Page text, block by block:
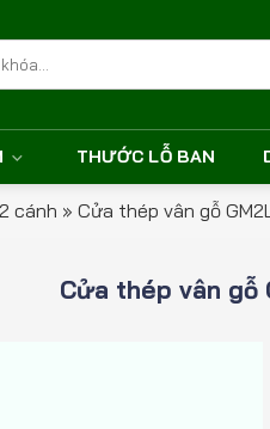
THƯỚC LỖ BAN
cánh » Cửa thép vân gỗ
Cửa thép vân gỗ